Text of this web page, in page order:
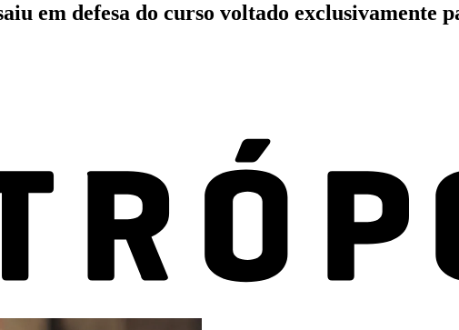
em defesa do curso voltado